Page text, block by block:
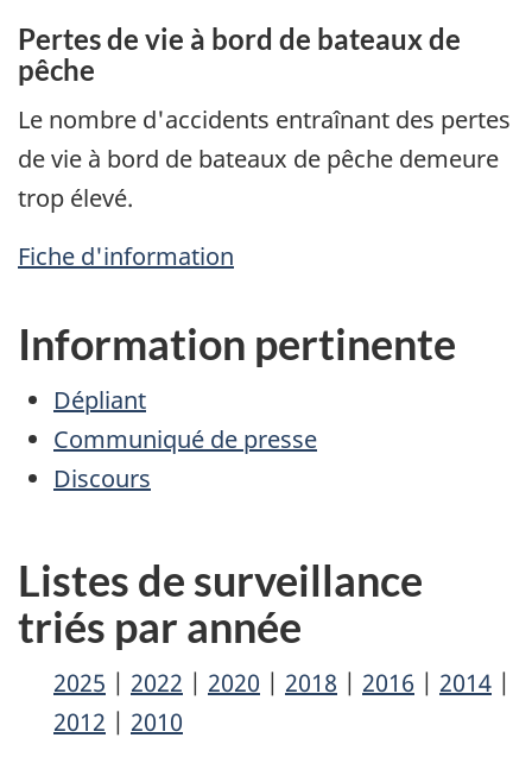
Pertes de vie à bord de bateaux de
pêche
Le nombre d'accidents entraînant des pertes
de vie à bord de bateaux de pêche demeure
trop élevé.
Fiche d'information
Information pertinente
Dépliant
Communiqué de presse
Discours
Listes de surveillance
triés par année
2025 2022 2020 2018 2016
2014
2012
2010